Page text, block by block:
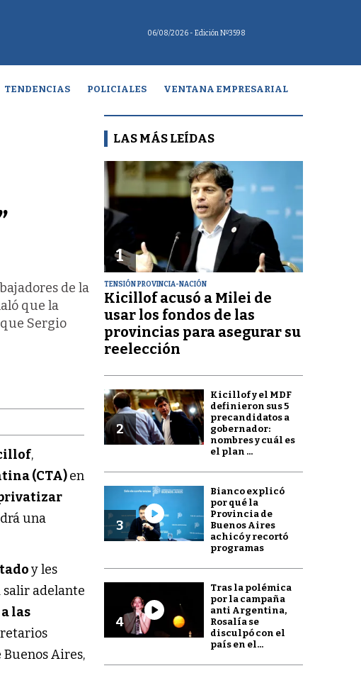
06/08/2026 - Edición Nº3598
TENDENCIAS POLICIALES VENTANA EMPRESARIAL
de la
que la
Sergio
,
(CTA)en
una
y les
salir adelante
las
Aires,
LAS MÁS LEÍDAS
1
TENSIÓN PROVINCIA-NACIÓN
Kicillof acusó a Milei de
usar los fondos de las
provincias para asegurar su
reelección
2
Kicillof y el MDF
definieron sus 5
precandidatos a
gobernador:
nombres y cuál es
el plan ...
3
Bianco explicó
por qué la
Provincia de
Buenos Aires
achicó y recortó
programas
4
Tras la polémica
por la campaña
anti Argentina,
Rosalía se
disculpó con el
país en el...